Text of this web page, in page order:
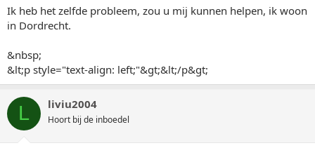
Ik heb het zelfde probleem, zou u mij kunnen helpen, ik woon
in Dordrecht.
&nbsp;
&lt;p style="text-align: left;"&gt;&lt;/p&gt;
L liviu2004
Hoort bij de inboedel